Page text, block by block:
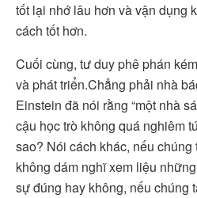
tốt lại nhớ lâu hơn và vận dụng
cách tốt hơn.
Cuối cùng, tư duy phê phán
và phát triển.Chẳng phải nhà
Einstein đã nói rằng “một nhà
cậu học trò không quá nghiêm
sao? Nói cách khác, nếu
không dám nghĩ xem liệu
sự đúng hay không, nếu chúng